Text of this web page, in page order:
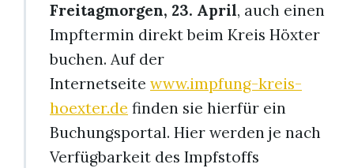
Freitagmorgen, 23. April, auch einen
Impftermin direkt beim Kreis Höxter
buchen. Auf der
Internetseite www.impfung-kreis-
hoexter.de finden sie hierfür ein
Buchungsportal. Hier werden je nach
Verfügbarkeit des Impfstoffs